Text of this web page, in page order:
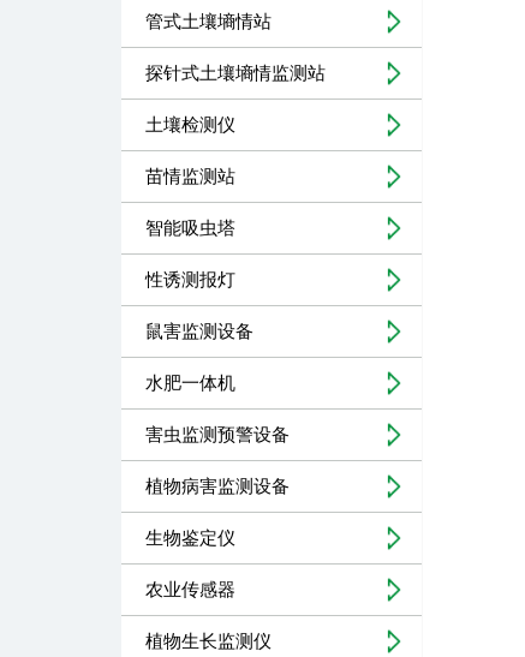
管式土壤墒情站
探针式土壤墒情监测站
土壤检测仪
苗情监测站
智能吸虫塔
性诱测报灯
鼠害监测设备
水肥一体机
害虫监测预警设备
植物病害监测设备
生物鉴定仪
农业传感器
植物生长监测仪